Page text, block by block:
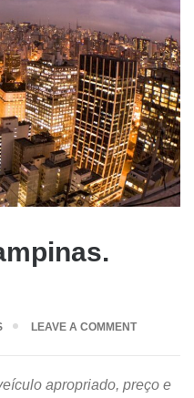
LEAVE A COMMENT
apropriado, preço e